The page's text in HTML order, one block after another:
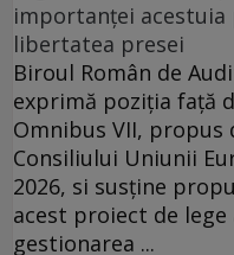
importanței
libertatea presei
Biroul Român de
exprimă poziția față
Omnibus VII, propus
Consiliului Uniunii
2026, si susține
acest proiect de
gestionarea ...